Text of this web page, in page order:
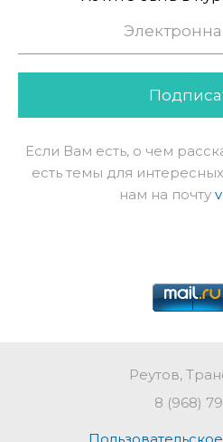
Если Вам есть, о чем
есть темы для
нам на почту
Реутов,
8 (968)